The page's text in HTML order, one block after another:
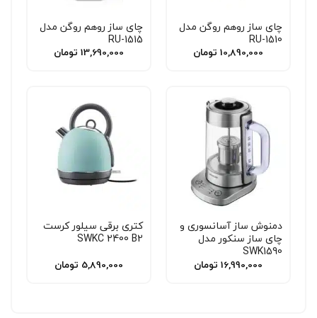
چای ساز روهم روگن مدل
RU-1510
10,890,000 تومان
چای ساز روهم روگن مدل
RU-1515
13,690,000 تومان
دمنوش ساز آسانسوری و
چای ساز سنکور مدل
SWK1590
16,990,000 تومان
کتری برقی سیلور کرست
SWKC 2400 B2
5,890,000 تومان